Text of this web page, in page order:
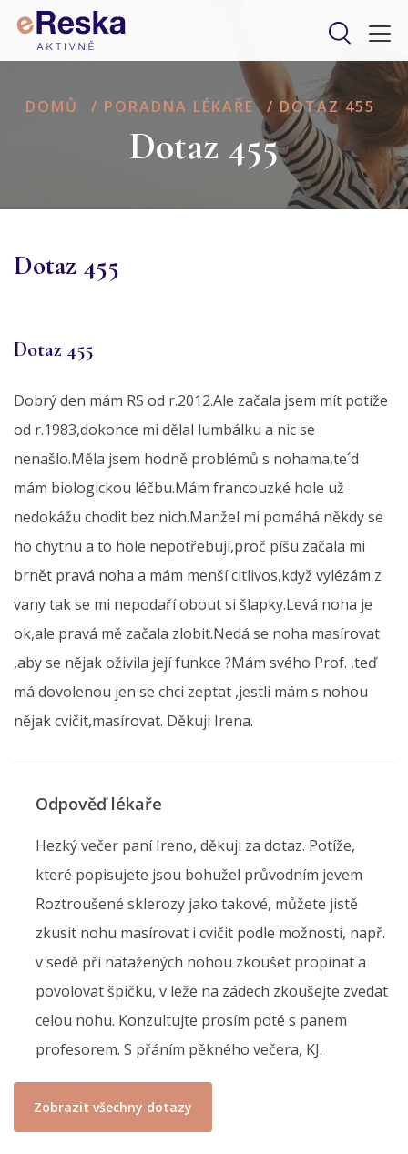
DOMŮ / PORADNA LÉKAŘE / DOTAZ 455
Dotaz 455
Dotaz 455
Dotaz 455
Dobrý den mám RS od r.2012.Ale začala jsem mít potíže
od r.1983,dokonce mi dělal lumbálku a nic se
nenašlo.Měla jsem hodně problémů s nohama,te´d
mám biologickou léčbu.Mám francouzké hole už
nedokážu chodit bez nich.Manžel mi pomáhá někdy se
ho chytnu a to hole nepotřebuji,proč píšu začala mi
brnět pravá noha a mám menší citlivos,když vylézám z
vany tak se mi nepodaří obout si šlapky.Levá noha je
ok,ale pravá mě začala zlobit.Nedá se noha masírovat
,aby se nějak oživila její funkce ?Mám svého Prof. ,teď
má dovolenou jen se chci zeptat ,jestli mám s nohou
nějak cvičit,masírovat. Děkuji Irena.
Odpověď lékaře
Hezký večer paní Ireno, děkuji za dotaz. Potíže,
které popisujete jsou bohužel průvodním jevem
Roztroušené sklerozy jako takové, můžete jistě
zkusit nohu masírovat i cvičit podle možností, např.
v sedě při natažených nohou zkoušet propínat a
povolovat špičku, v leže na zádech zkoušejte zvedat
celou nohu. Konzultujte prosím poté s panem
profesorem. S přáním pěkného večera, KJ.
Zobrazit všechny dotazy